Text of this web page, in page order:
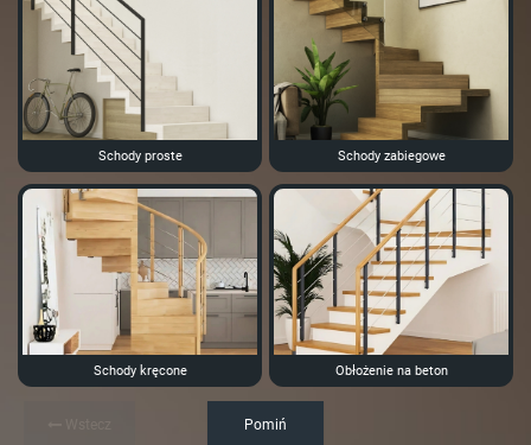
Schody proste Schody zabiegowe
Schody kręcone Obłożenie na beton
Pomiń